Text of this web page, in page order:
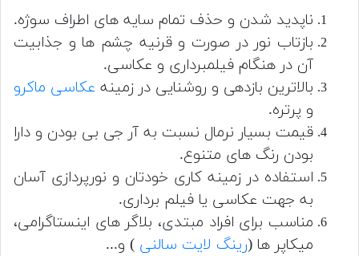
ناپدید شدن و حذف تمام سایه های اطراف سوژه.
بازتاب نور در صورت و قرنیه چشم ها و جذابیت
آن در هنگام فیلمبرداری و عکاسی.
بالاترین بازدهی و روشنایی در زمینه عکاسی ماکرو
و پرتره.
قیمت بسیار نرمال نسبت به آر جی بی بودن و دارا
بودن رنگ های متنوع.
استفاده در زمینه کاری خودتان و نورپردازی آسان
به جهت عکاسی یا فیلم برداری.
مناسب برای افراد مبتدی، بلاگر های اینستاگرامی،
میکاپر ها (رینگ لایت سالنی ) و...